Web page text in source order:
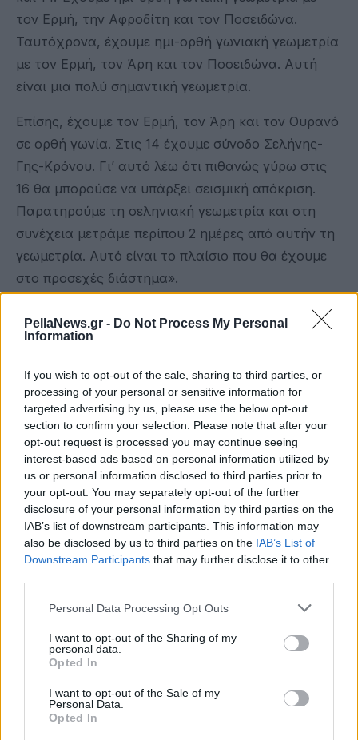
PellaNews.gr - Do Not Process My Personal
Information
If you wish to opt-out of the sale, sharing to third parties, or
processing of your personal or sensitive information for
targeted advertising by us, please use the below opt-out
section to confirm your selection. Please note that after your
opt-out request is processed you may continue seeing
interest-based ads based on personal information utilized by
us or personal information disclosed to third parties prior to
your opt-out. You may separately opt-out of the further
disclosure of your personal information by third parties on the
IAB’s list of downstream participants. This information may
also be disclosed by us to third parties on the IAB’s List of
Downstream Participants that may further disclose it to other
Personal Data Processing Opt Outs
I want to opt-out of the Sharing of my
personal data.
Opted In
I want to opt-out of the Sale of my
Personal Data.
Opted In
τον Ερμή, την Αφροδίτη και τον Ποσειδώνα.
Ταυτόχρονα, έχουμε ημι-ορθή γωνιακή γεωμετρία
με τον Ερμή, τον Άρη και τον Ποσειδώνα. Αυτή
είναι μια πολύ σημαντική γεωμετρία.
Επίσης, έχουμε τον Ερμή, τον Άρη και τον Ουρανό
σε ορθή γωνία. Στις 14 έχουμε σύνοδο Σελήνης-
Γης-Κρόνου. Γι’ αυτό λέω ότι πιθανώς γύρω στις
16 θα μπορούσε να υπάρξει σεισμική απόκριση.
Παρατηρούμε τη σεληνιακή γεωμετρία και στη
συνέχεια μετράμε περίπου 2 ημέρες από αυτήν τη
γεωμετρία. Αυτό είναι το πλαίσιο που θα έχουμε
στο προσεχές διάστημα».
πηγή: indicator.gr